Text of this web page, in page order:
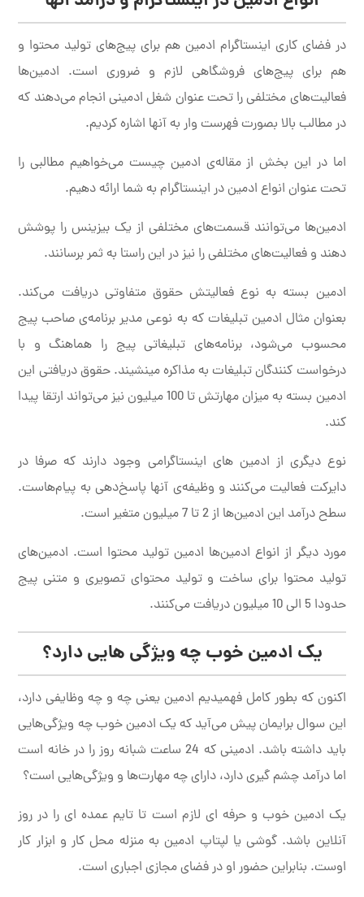
در فضای کاری اینستاگرام ادمین هم برای پیج‌های تولید محتوا و
هم برای پیج‌های فروشگاهی لازم و ضروری است. ادمین‌ها
فعالیت‌های مختلفی را تحت عنوان شغل ادمینی انجام می‌دهند که
در مطالب بالا بصورت فهرست وار به آنها اشاره کردیم.
اما در این بخش از مقاله‌ی ادمین چیست می‌خواهیم مطالبی را
تحت عنوان انواع ادمین در اینستاگرام به شما ارائه دهیم.
ادمین‌ها می‌توانند قسمت‌های مختلفی از یک بیزینس را پوشش
دهند و فعالیت‌های مختلفی را نیز در این راستا به ثمر برسانند.
ادمین بسته به نوع فعالیتش حقوق متفاوتی دریافت می‌کند.
بعنوان مثال ادمین تبلیغات که به نوعی مدیر برنامه‌ی صاحب پیج
محسوب می‌شود، برنامه‌های تبلیغاتی پیج را هماهنگ و با
درخواست کنندگان تبلیغات به مذاکره می‎نشیند. حقوق دریافتی این
ادمین بسته به میزان مهارتش تا 100 میلیون نیز می‌تواند ارتقا پیدا
کند.
نوع دیگری از ادمین های اینستاگرامی وجود دارند که صرفا در
دایرکت فعالیت می‌کنند و وظیفه‌ی آنها پاسخ‌دهی به پیام‌هاست.
سطح درآمد این ادمین‌ها از 2 تا 7 میلیون متغیر است.
مورد دیگر از انواع ادمین‌ها ادمین تولید محتوا است. ادمین‌های
تولید محتوا برای ساخت و تولید محتوای تصویری و متنی پیج
حدودا 5 الی 10 میلیون دریافت می‌کنند.
یک ادمین خوب چه ویژگی هایی دارد؟
اکنون که بطور کامل فهمیدیم ادمین یعنی چه و چه وظایفی دارد،
این سوال برایمان پیش می‌آید که یک ادمین خوب چه ویژگی‌هایی
باید داشته باشد. ادمینی که 24 ساعت شبانه روز را در خانه است
اما درآمد چشم گیری دارد، دارای چه مهارت‌ها و ویژگی‌هایی است؟
یک ادمین خوب و حرفه ای لازم است تا تایم عمده ای را در روز
آنلاین باشد. گوشی یا لپتاپ ادمین به منزله محل کار و ابزار کار
اوست. بنابراین حضور او در فضای مجازی اجباری است.